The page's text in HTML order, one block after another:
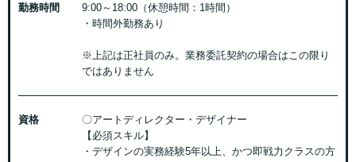
勤務時間
9:00～18:00（休憩時間：1時間）
・時間外勤務あり
※上記は正社員のみ。業務委託契約の場合はこの限り
ではありません
資格
〇アートディレクター・デザイナー
【必須スキル】
・デザインの実務経験5年以上、かつ即戦力クラスの方